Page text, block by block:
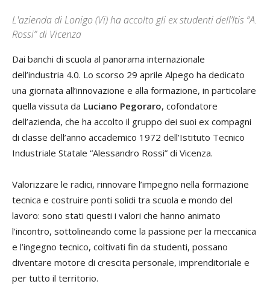
L'azienda di Lonigo (Vi) ha accolto gli ex studenti dell’Itis “A.
Rossi” di Vicenza
Dai banchi di scuola al panorama internazionale
dell’industria 4.0. Lo scorso 29 aprile Alpego ha dedicato
una giornata all’innovazione e alla formazione, in particolare
quella vissuta da Luciano Pegoraro, cofondatore
dell’azienda, che ha accolto il gruppo dei suoi ex compagni
di classe dell’anno accademico 1972 dell’Istituto Tecnico
Industriale Statale “Alessandro Rossi” di Vicenza.
Valorizzare le radici, rinnovare l’impegno nella formazione
tecnica e costruire ponti solidi tra scuola e mondo del
lavoro: sono stati questi i valori che hanno animato
l'incontro, sottolineando come la passione per la meccanica
e l’ingegno tecnico, coltivati fin da studenti, possano
diventare motore di crescita personale, imprenditoriale e
per tutto il territorio.